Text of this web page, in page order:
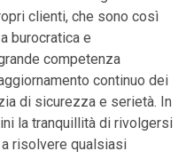
clienti, che sono così
burocratica e
competenza
continuo dei
di sicurezza e serietà. In
la tranquillità di rivolgersi
a risolvere qualsiasi